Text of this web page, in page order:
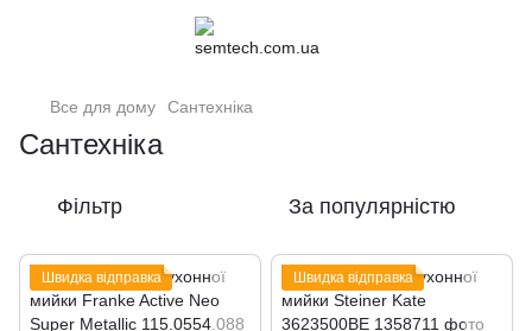
Все для дому Сантехніка
Сантехніка
Фільтр За популярністю
Швидка відправка Швидка відправка